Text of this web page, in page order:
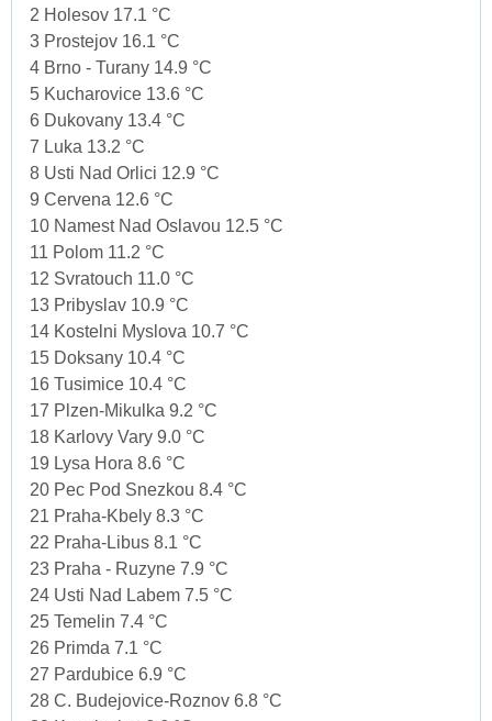
2 Holesov 17.1 °C
3 Prostejov 16.1 °C
4 Brno - Turany 14.9 °C
5 Kucharovice 13.6 °C
6 Dukovany 13.4 °C
7 Luka 13.2 °C
8 Usti Nad Orlici 12.9 °C
9 Cervena 12.6 °C
10 Namest Nad Oslavou 12.5 °C
11 Polom 11.2 °C
12 Svratouch 11.0 °C
13 Pribyslav 10.9 °C
14 Kostelni Myslova 10.7 °C
15 Doksany 10.4 °C
16 Tusimice 10.4 °C
17 Plzen-Mikulka 9.2 °C
18 Karlovy Vary 9.0 °C
19 Lysa Hora 8.6 °C
20 Pec Pod Snezkou 8.4 °C
21 Praha-Kbely 8.3 °C
22 Praha-Libus 8.1 °C
23 Praha - Ruzyne 7.9 °C
24 Usti Nad Labem 7.5 °C
25 Temelin 7.4 °C
26 Primda 7.1 °C
27 Pardubice 6.9 °C
28 C. Budejovice-Roznov 6.8 °C